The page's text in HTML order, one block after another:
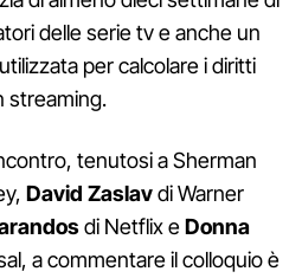
delle serie tv e anche un
per calcolare i diritti
streaming.
tenutosi a Sherman
David Zaslavdi Warner
di Netflix eDonna
a commentare il colloquio è